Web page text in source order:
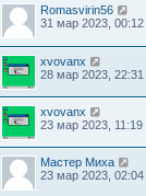
Romasvirin56
31 мар 2023, 00:12
xvovanx
28 мар 2023, 22:31
xvovanx
23 мар 2023, 11:19
Мастер Миха
23 мар 2023, 02:04